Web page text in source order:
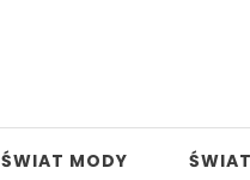
ŚWIAT MODY